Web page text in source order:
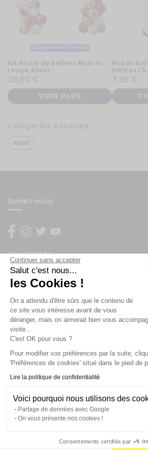
Continuer sans accepter
Salut c'est nous...
les Cookies !
On a attendu d'être sûrs que le contenu de
ce site vous intéresse avant de vous
déranger, mais on aimerait bien vous
visite...
C'est OK pour vous ?
Pour modifier vos préférences par la suite,
'Préférences de cookies' situé dans le pied de
Lire la politique de confidentialité
Voici pourquoi nous utilisons des
Partage de données avec Google
On vous présente nos cookies !
Consentements certifiés par
Disponible bientôt
Kit Arche de ballons Noël or,
rouge, blanc
29,50 €
VOIR PLUS
Ruban
Mètres / 5
3,95 €
Catégories Associés
Noel
Suivez-nous
Newsletter
Enregistrez vous à la
Restez à l'actualité sur nos produits et
moment
NOS SERVICES
INFORMATIONS
CONTACT